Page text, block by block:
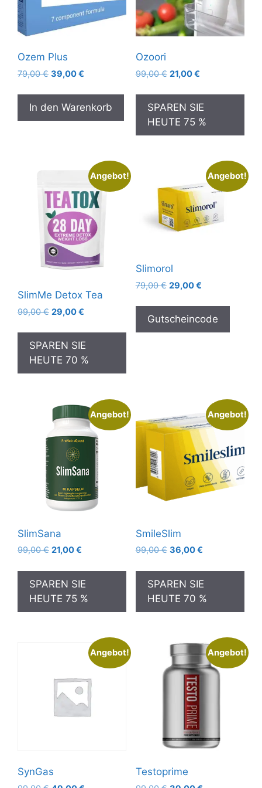
Ozem Plus
79,00€ Ursprünglicher
war:
79,00 €
39,00€
ist:
39,00 €.
In den Warenkorb
Ozoori
99,00€ Ursprünglicher
war:
99,00 €
21,00€Aktueller
ist:
21,00 €.
SPAREN SIE
HEUTE 75 %
Angebot!
SlimMe Detox Tea
99,00€ Ursprünglicher
war:
99,00 €
29,00€
ist:
29,00 €.
SPAREN SIE
HEUTE 70 %
Angebot!
Slimorol
79,00€ Ursprünglicher
war:
79,00 €
29,00€Aktueller
ist:
29,00 €.
Gutscheincode
Angebot!
SlimSana
99,00€ Ursprünglicher
war:
99,00 €
21,00€
ist:
21,00 €.
SPAREN SIE
HEUTE 75 %
Angebot!
SmileSlim
99,00€ Ursprünglicher
war:
99,00 €
36,00€Aktueller
ist:
36,00 €.
SPAREN SIE
HEUTE 70 %
Angebot!
SynGas
Angebot!
Testoprime